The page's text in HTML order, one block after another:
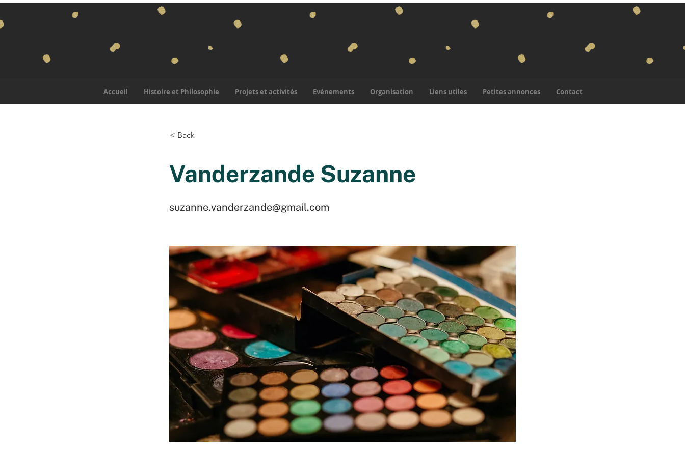
Accueil Histoire et Philosophie Projets et activités Evénements Organisation Liens utiles Petites annonces Contact
< Back
Vanderzande Suzanne
suzanne.vanderzande@gmail.com